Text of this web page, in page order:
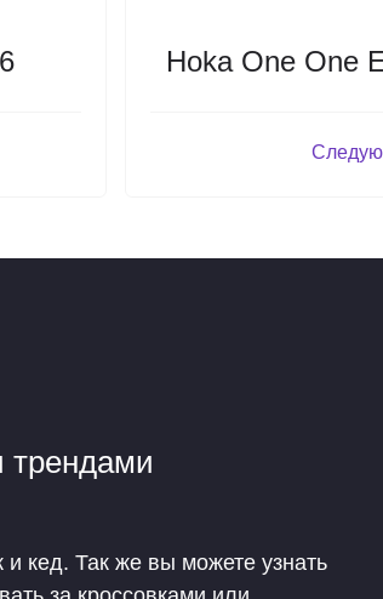
Hoka One One
трендами
и кед. Так же вы можете узнать